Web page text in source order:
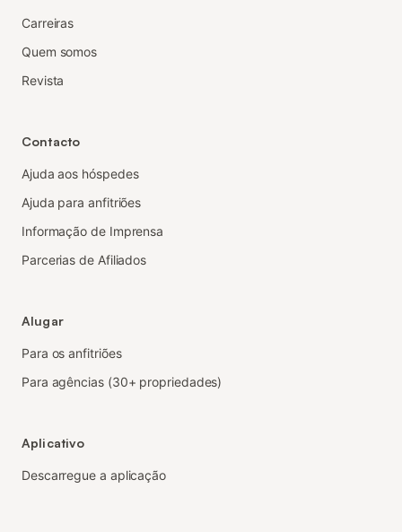
Carreiras
Quem somos
Revista
Contacto
Ajuda aos hóspedes
Ajuda para anfitriões
Informação de Imprensa
Parcerias de Afiliados
Alugar
Para os anfitriões
Para agências (30+ propriedades)
Aplicativo
Descarregue a aplicação